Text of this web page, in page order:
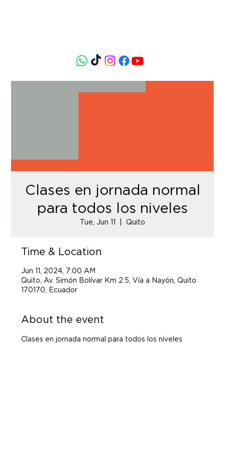
Clases en jornada normal
para todos los niveles
Tue, Jun 11 Quito
Time & Location
Jun 11, 2024, 7:00 AM
Quito, Av. Simón Bolívar Km 2.5, Vía a Nayón, Quito
170170, Ecuador
About the event
Clases en jornada normal para todos los niveles